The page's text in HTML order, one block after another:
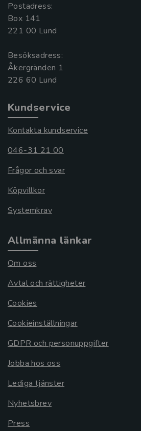
Postadress:
Box 141
221 00 Lund
Besöksadress:
Åkergränden 1
Kundservice
Kontakta kundservice
046-31 21 00
Frågor och svar
Köpvillkor
Systemkrav
Allmänna länkar
Om oss
Avtal och rättigheter
Cookies
Cookieinställningar
GDPR och personuppgifter
Jobba hos oss
Lediga tjänster
Nyhetsbrev
Press